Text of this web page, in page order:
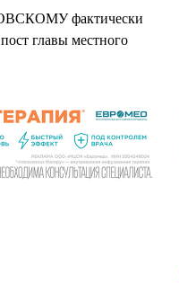
фактически
главы местного